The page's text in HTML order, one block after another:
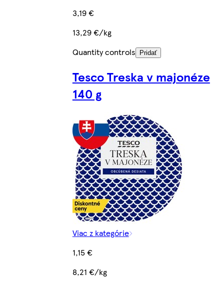
3,19 €
13,29 €/kg
Quantity controls
Pridať
Tesco Treska v majonéze
140 g
Viac z kategórie
1,15 €
8,21 €/kg